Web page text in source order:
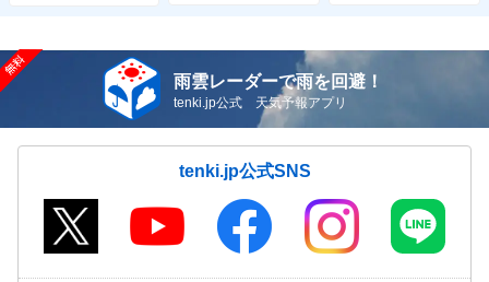
雨雲レーダーで雨を回避！
tenki.jp公式 天気予報アプリ
tenki.jp公式SNS